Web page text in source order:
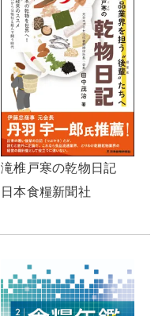
滝椎戸寒の乾物日記
日本食糧新聞社